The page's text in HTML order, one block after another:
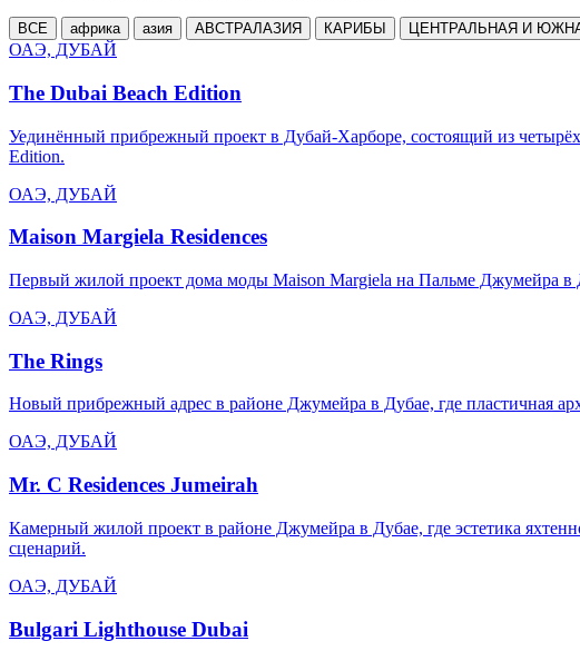
ВСЕ африка азия АВСТРАЛАЗИЯ КАРИБЫ ЦЕНТРАЛЬНАЯ И
ОАЭ, ДУБАЙ
The Dubai Beach Edition
Уединённый прибрежный проект в Дубай-Харборе, состоящий из
Edition.
ОАЭ, ДУБАЙ
Maison Margiela Residences
Первый жилой проект дома моды Maison Margiela на Пальме Джумейра в
ОАЭ, ДУБАЙ
The Rings
Новый прибрежный адрес в районе Джумейра в Дубае, где пластичная
ОАЭ, ДУБАЙ
Mr. C Residences Jumeirah
Камерный жилой проект в районе Джумейра в Дубае, где эстетика
сценарий.
ОАЭ, ДУБАЙ
Bulgari Lighthouse Dubai